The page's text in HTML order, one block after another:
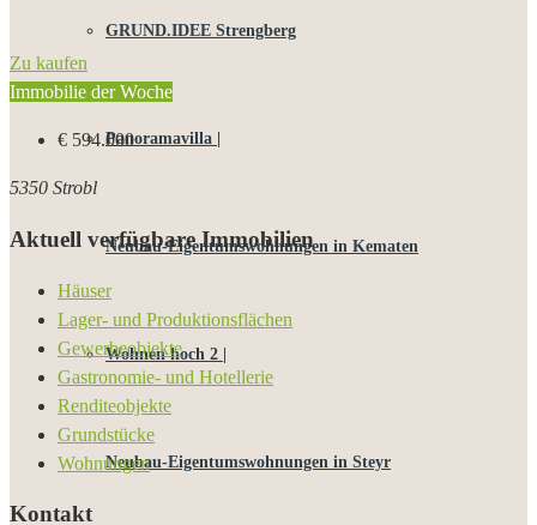
GRUND.IDEE Strengberg
Panoramavilla |
Neubau-Eigentums­­wohnungen in Kematen
Wohnen hoch 2 |
Neubau-Eigentumswohnungen in Steyr
Zu kaufen
Immobilie der Woche
€ 594.000
5350 Strobl
Aktuell verfügbare Immobilien
Häuser
Lager- und Produktionsflächen
Gewerbeobjekte
Gastronomie- und Hotellerie
Renditeobjekte
Grundstücke
Wohnungen
Kontakt